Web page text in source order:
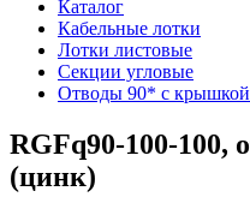
Каталог
Кабельные лотки
Лотки листовые
Секции угловые
Отводы 90* с
RGFq90-100-100,
(цинк)